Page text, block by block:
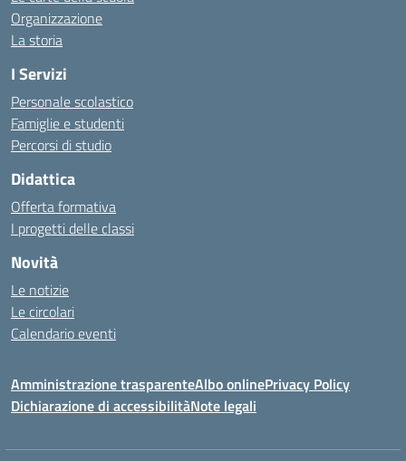
Organizzazione
La storia
I Servizi
Personale scolastico
Famiglie e studenti
Percorsi di studio
Didattica
Offerta formativa
I progetti delle classi
Novità
Le notizie
Le circolari
Calendario eventi
Amministrazione trasparenteAlbo onlinePrivacy Policy
Dichiarazione di accessibilitàNote legali